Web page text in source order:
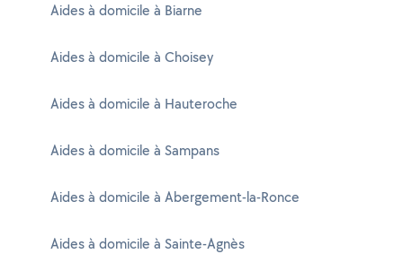
Aides à domicile à Biarne
Aides à domicile à Choisey
Aides à domicile à Hauteroche
Aides à domicile à Sampans
Aides à domicile à Abergement-la-Ronce
Aides à domicile à Sainte-Agnès